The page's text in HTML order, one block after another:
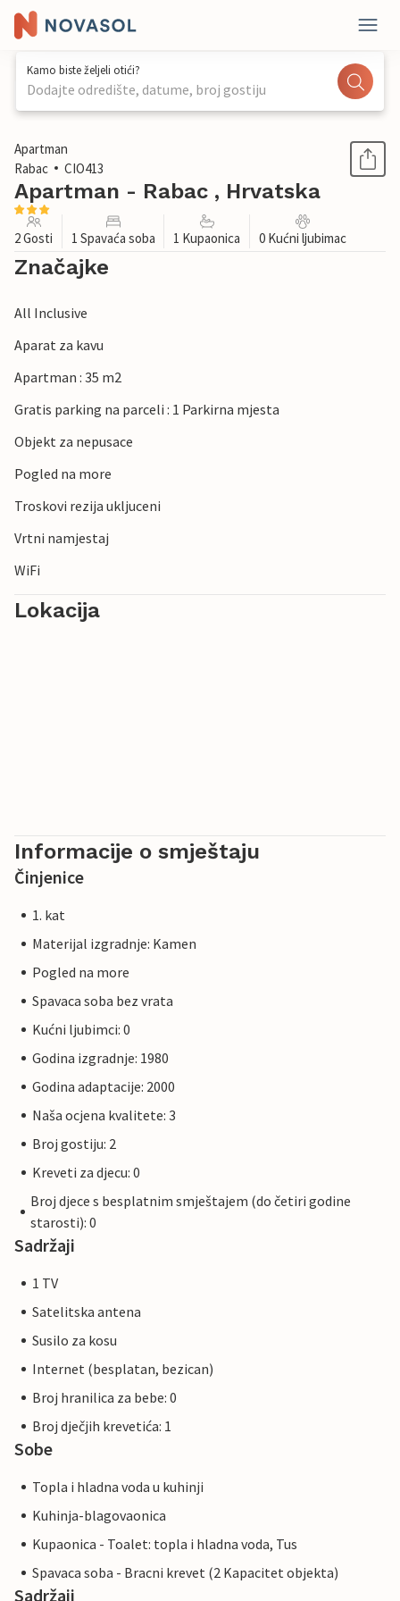
Kamo biste željeli otići?
Dodajte odredište, datume, broj gostiju
1 / 22
Apartman
Rabac
CIO413
Apartman - Rabac , Hrvatska
2 Gosti 1 Spavaća soba 1 Kupaonica 0 Kućni ljubimac
Značajke
All Inclusive
Aparat za kavu
Apartman : 35 m2
Gratis parking na parceli : 1 Parkirna mjesta
Objekt za nepusace
Pogled na more
Troskovi rezija ukljuceni
Vrtni namjestaj
WiFi
Lokacija
Informacije o smještaju
Činjenice
1. kat
Materijal izgradnje: Kamen
Pogled na more
Spavaca soba bez vrata
Kućni ljubimci: 0
Godina izgradnje: 1980
Godina adaptacije: 2000
Naša ocjena kvalitete: 3
Broj gostiju: 2
Kreveti za djecu: 0
Broj djece s besplatnim smještajem (do četiri godine
starosti): 0
Sadržaji
1 TV
Satelitska antena
Susilo za kosu
Internet (besplatan, bezican)
Broj hranilica za bebe: 0
Broj dječjih krevetića: 1
Sobe
Topla i hladna voda u kuhinji
Kuhinja-blagovaonica
Kupaonica - Toalet: topla i hladna voda, Tus
Spavaca soba - Bracni krevet (2 Kapacitet objekta)
Sadržaji